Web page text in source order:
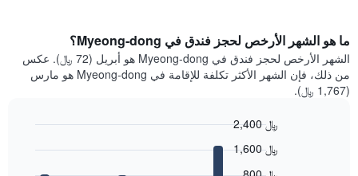
ما هو الشهر الأرخص لحجز فندق في Myeong-dong؟
الشهر الأرخص لحجز فندق في Myeong-dong هو أبريل (72 ﷼). عكس
من ذلك، فإن الشهر الأكثر تكلفة للإقامة في Myeong-dong هو مارس
(1,767 ﷼).
1,600 ﷼
2,400 ﷼